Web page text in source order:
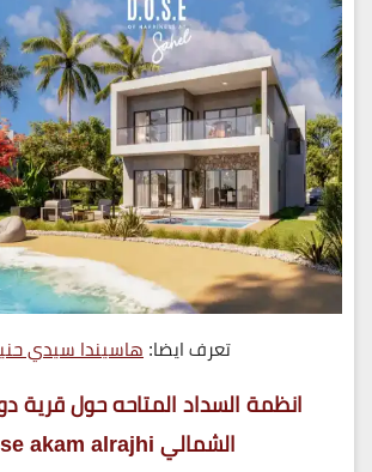
تعرف ايضا:هاسيندا سيدي
انظمة السداد المتاحه حول قرية
الشمالي dose akam alrajhi